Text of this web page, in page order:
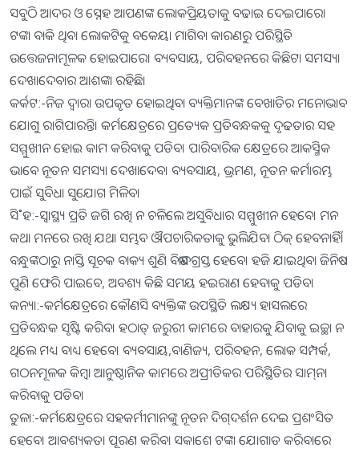
ସବୁଠି ଆଦର ଓ ସ୍ନେହ ଆପଣଙ୍କ ଲୋକପ୍ରିୟତାକୁ ବଢାଇ ଦେଇପାରେ।
ଟଙ୍କା ବାକି ଥିବା ଲୋକଟିକୁ ବକେୟା ମାଗିବା କାରଣରୁ ପରିସ୍ଥିତି
ଉତ୍ତେଜନାମୂଳକ ହୋଇପାରେ। ବ୍ୟବସାୟ, ପରିବହନରେ କିଛିଟା ସମସ୍ୟା
ଦେଖାଦେବାର ଆଶଙ୍କା ରହିଛି।
କର୍କଟ:-ନିଜ ଦ୍ୱାରା ଉପକୃତ ହୋଇଥିବା ବ୍ୟକ୍ତିମାନଙ୍କ ବେଖାତିର ମନୋଭାବ
ଯୋଗୁ ରାଗିପାରନ୍ତି। କର୍ମକ୍ଷେତ୍ରରେ ପ୍ରତ୍ୟେକ ପ୍ରତିବନ୍ଧକକୁ ଦୃଢତାର ସହ
ସମ୍ମୁଖୀନ ହୋଇ କାମ କରିବାକୁ ପଡିବ। ପାରିବାରିକ କ୍ଷେତ୍ରରେ ଆକସ୍ମିକ
ଭାବେ ନୂତନ ସମସ୍ୟା ଦେଖାଦେବ। ବ୍ୟବସାୟ, ଭ୍ରମଣ, ନୂତନ କର୍ମାରମ୍ଭ
ପାଇଁ ସୁବିଧା ସୁଯୋଗ ମିଳିବ।
ସି˚ହ:-ସ୍ବାସ୍ଥ୍ୟ ପ୍ରତି ଜଗି ରଖି ନ ଚଳିଲେ ଅସୁବିଧାର ସମ୍ମୁଖୀନ ହେବେ। ମନ
କଥା ମନରେ ରଖି ଯଥା ସମ୍ଭବ ଔପଚାରିକତାକୁ ଭୁଲିଯିବା ଠିକ୍‌ ହେବନାହିଁ।
ବନ୍ଧୁଙ୍କଠାରୁ ନାସ୍ତି ସୂଚକ ବାକ୍ୟ ଶୁଣି ବିଷାଦଗ୍ରସ୍ତ ହେବେ। ହଜି ଯାଇଥିବା ଜିନିଷ
ପୁଣି ଫେରି ପାଇବେ, ଅବଶ୍ୟ କିଛି ସମୟ ହଇରାଣ ହେବାକୁ ପଡିବ।
କନ୍ୟା:-କର୍ମକ୍ଷେତ୍ରରେ କୌଣସି ବ୍ୟକ୍ତିଙ୍କ ଉପସ୍ଥିତି ଲକ୍ଷ୍ୟ ହାସଲରେ
ପ୍ରତିବନ୍ଧକ ସୃଷ୍ଟି କରିବ। ହଠାତ୍‌ ଜରୁରୀ କାମରେ ବାହାରକୁ ଯିବାକୁ ଇଚ୍ଛା ନ
ଥିଲେ ମଧ୍ୟ ବାଧ୍ୟ ହେବେ। ବ୍ୟବସାୟ,ବାଣିଜ୍ୟ, ପରିବହନ, ଲୋକ ସମ୍ପର୍କ,
ଗଠନମୂଳକ କିମ୍ବା ଆନୁଷ୍ଠାନିକ କାମରେ ଅପ୍ରୀତିକର ପରିସ୍ଥିତିର ସାମ୍‌ନା
କରିବାକୁ ପଡିବ।
ତୁଳା:-କର୍ମକ୍ଷେତ୍ରରେ ସହକର୍ମୀମାନଙ୍କୁ ନୂତନ ଦିଗ୍‌ଦର୍ଶନ ଦେଇ ପ୍ରଶଂସିତ
ହେବେ। ଆବଶ୍ୟକତା ପୂରଣ କରିବା ସକାଶେ ଟଙ୍କା ଯୋଗାଡ କରିବାରେ